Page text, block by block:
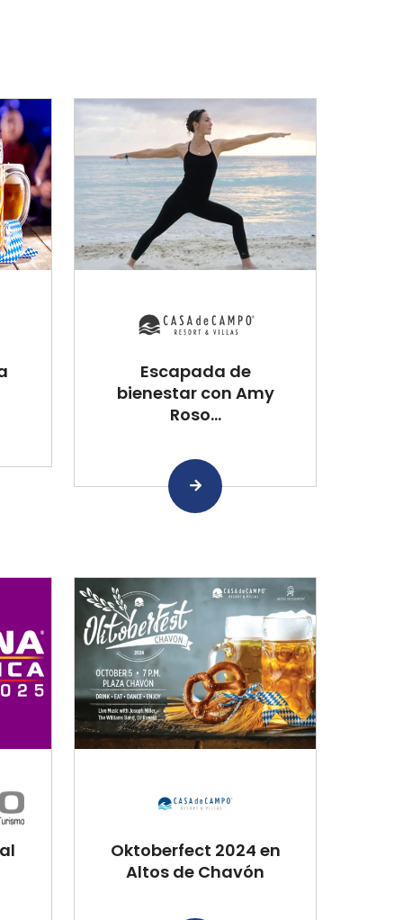
Escapada de
bienestar con Amy
Roso...
Oktoberfect 2024 en
Altos de Chavón